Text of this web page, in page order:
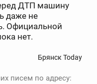
ДТП машину
даже не
Официальной
нет.
Брянск Today
писем по адресу: